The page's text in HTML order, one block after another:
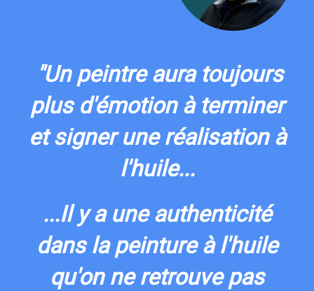
"Un peintre aura toujours
plus d'émotion à terminer
et signer une réalisation à
l'huile...
...Il y a une authenticité
dans la peinture à l'huile
qu'on ne retrouve pas